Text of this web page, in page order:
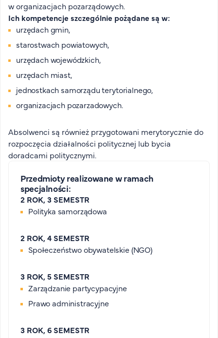
w organizacjach pozarządowych.
Ich kompetencje szczególnie pożądane są w:
urzędach gmin,
starostwach powiatowych,
urzędach wojewódzkich,
urzędach miast,
jednostkach samorządu terytorialnego,
organizacjach pozarzadowych.
Absolwenci są również przygotowani merytorycznie do
rozpoczęcia działalności politycznej lub bycia
doradcami politycznymi.
Przedmioty realizowane w ramach
specjalności:
2 ROK, 3 SEMESTR
Polityka samorządowa
2 ROK, 4 SEMESTR
Społeczeństwo obywatelskie (NGO)
3 ROK, 5 SEMESTR
Zarządzanie partycypacyjne
Prawo administracyjne
3 ROK, 6 SEMESTR